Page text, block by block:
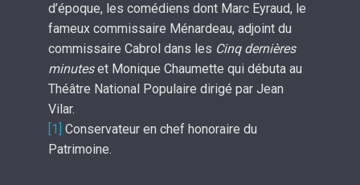
d’époque, les comédiens dont Marc Eyraud, le
fameux commissaire Ménardeau, adjoint du
commissaire Cabrol dans les Cinq dernières
minuteset Monique Chaumette qui débuta au
Théâtre National Populaire dirigé par Jean
Vilar.
[1]
Conservateur en chef honoraire du
Patrimoine.